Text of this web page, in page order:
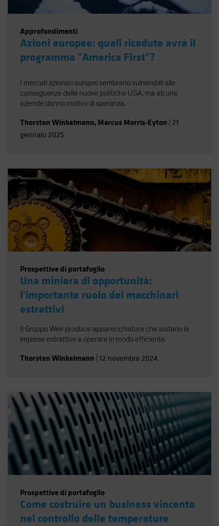
Approfondimenti
Azioni europee: quali ricadute avrà il
programma "America First"?
I mercati azionari europei sembrano vulnerabili alle
conseguenze delle nuove politiche USA, ma alcune
aziende danno motivo di speranza.
Thorsten Winkelmann, Marcus Morris-Eyton 21
gennaio 2025
Prospettive di portafoglio
Una miniera di opportunità:
l'importante ruolo dei macchinari
estrattivi
Il Gruppo Weir produce apparecchiature che aiutano le
imprese estrattive a operare in modo efficiente.
Thorsten Winkelmann 12 novembre 2024
Prospettive di portafoglio
Come costruire un business vincente
nel controllo delle temperature